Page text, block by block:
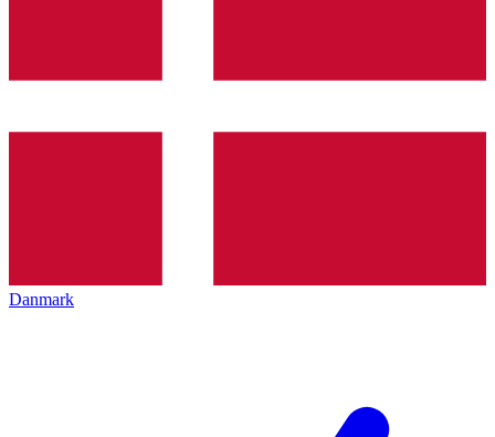
Danmark